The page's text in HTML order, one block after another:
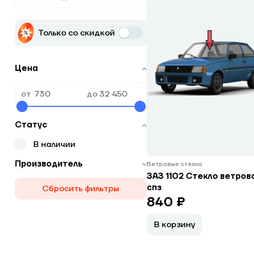
Только со скидкой
Цена
от до
Статус
В наличии
Производитель
Сбросить фильтры
Ветровые стекла
ЗАЗ 1102 Стекло
спз
840 ₽
В корзину